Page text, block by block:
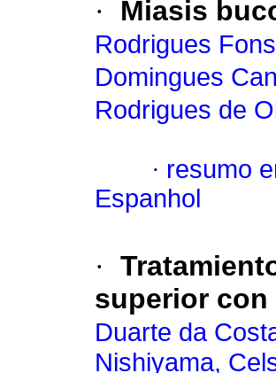
· Miasis
Rodrigues
Domingues
Rodrigues de
· resumo
Espanhol
·
superior con
Duarte da
Nishiyama,